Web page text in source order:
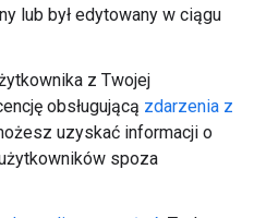
lub był edytowany w ciągu
z Twojej
obsługującą zdarzenia z
uzyskać informacji o
spoza